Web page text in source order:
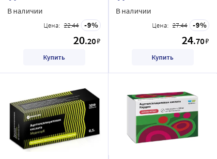
В наличии
Цена: 22.44 9
20.20₽
Купить
В наличии
Цена: 27.44 9
24.70₽
Купить